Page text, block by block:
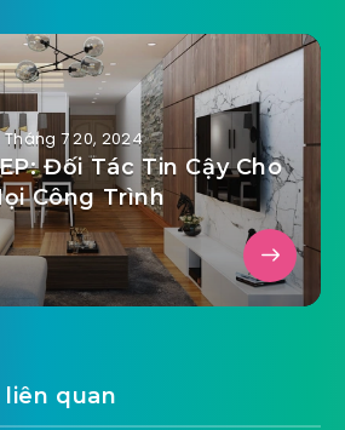
Tháng 7 20, 2024
Đối Tác Tin Cậy Cho
Công Trình
liên quan